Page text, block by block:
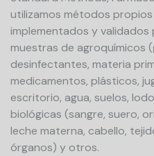
utilizamos métodos
implementados y validados
muestras de agroquímicos
desinfectantes, materia
medicamentos, plásticos,
escritorio, agua, suelos,
biológicas (sangre, suero,
leche materna, cabello,
órganos) y otros.